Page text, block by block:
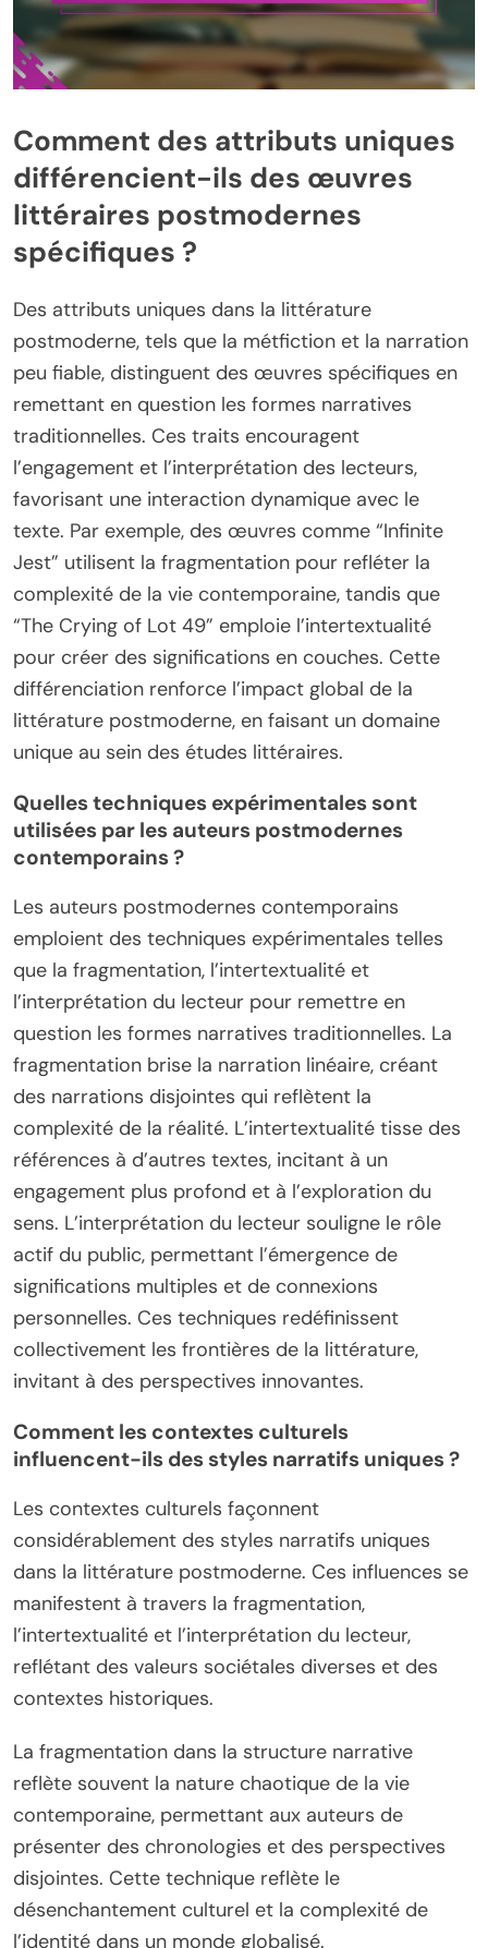
Comment des attributs uniques
différencient-ils des œuvres
littéraires postmodernes
spécifiques ?
Des attributs uniques dans la littérature
postmoderne, tels que la métfiction et la narration
peu fiable, distinguent des œuvres spécifiques en
remettant en question les formes narratives
traditionnelles. Ces traits encouragent
l’engagement et l’interprétation des lecteurs,
favorisant une interaction dynamique avec le
texte. Par exemple, des œuvres comme “Infinite
Jest” utilisent la fragmentation pour refléter la
complexité de la vie contemporaine, tandis que
“The Crying of Lot 49” emploie l’intertextualité
pour créer des significations en couches. Cette
différenciation renforce l’impact global de la
littérature postmoderne, en faisant un domaine
unique au sein des études littéraires.
Quelles techniques expérimentales sont
utilisées par les auteurs postmodernes
contemporains ?
Les auteurs postmodernes contemporains
emploient des techniques expérimentales telles
que la fragmentation, l’intertextualité et
l’interprétation du lecteur pour remettre en
question les formes narratives traditionnelles. La
fragmentation brise la narration linéaire, créant
des narrations disjointes qui reflètent la
complexité de la réalité. L’intertextualité tisse des
références à d’autres textes, incitant à un
engagement plus profond et à l’exploration du
sens. L’interprétation du lecteur souligne le rôle
actif du public, permettant l’émergence de
significations multiples et de connexions
personnelles. Ces techniques redéfinissent
collectivement les frontières de la littérature,
invitant à des perspectives innovantes.
Comment les contextes culturels
influencent-ils des styles narratifs uniques ?
Les contextes culturels façonnent
considérablement des styles narratifs uniques
dans la littérature postmoderne. Ces influences se
manifestent à travers la fragmentation,
l’intertextualité et l’interprétation du lecteur,
reflétant des valeurs sociétales diverses et des
contextes historiques.
La fragmentation dans la structure narrative
reflète souvent la nature chaotique de la vie
contemporaine, permettant aux auteurs de
présenter des chronologies et des perspectives
disjointes. Cette technique reflète le
désenchantement culturel et la complexité de
l’identité dans un monde globalisé.